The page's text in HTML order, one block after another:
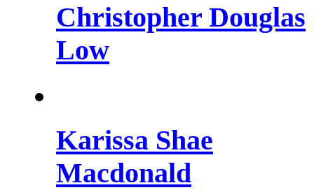
Christopher Douglas
Low
Karissa Shae
Macdonald